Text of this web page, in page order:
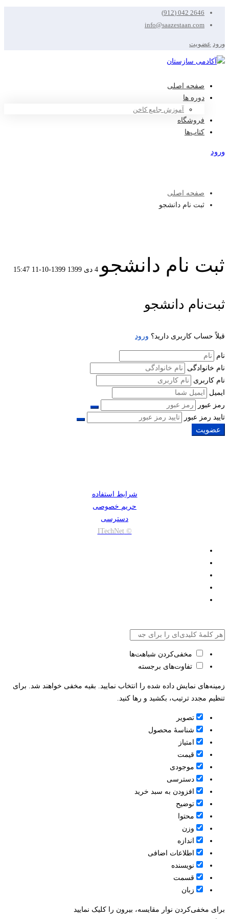
2646 042 (912)
info@saazestaan.com
ورود عضویت
صفحه اصلی
دوره ها
آموزش جامع کاخن
فروشگاه
کتاب‌ها
ورود
صفحه اصلی
ثبت نام دانشجو
ثبت نام دانشجو 4 دی 1399 1399-10-11 15:47
ثبت
نام
دانشجو
ثبت‌نام دانشجو
قبلاً حساب کاربری دارید؟ ورود
نام
نام خانوادگی
نام کاربری
ایمیل
رمز عبور
تایید رمز عبور
عضویت
شرایط استفاده
حریم خصوصی
دسترسی
© ITechNet
مخفی‌کردن شباهت‌ها
تفاوت‌های برجسته
زمینه‌های نمایش داده شده را انتخاب نمایید. بقیه مخفی خواهند شد. برای
تنظیم مجدد ترتیب، بکشید و رها کنید.
تصویر
شناسۀ محصول
امتیاز
قيمت
موجودی
دسترسی
افزودن به سبد خرید
توضیح
محتوا
وزن
اندازه
اطلاعات اضافی
نویسنده
قسمت
زبان
برای مخفی‌کردن نوار مقایسه، بیرون را کلیک نمایید